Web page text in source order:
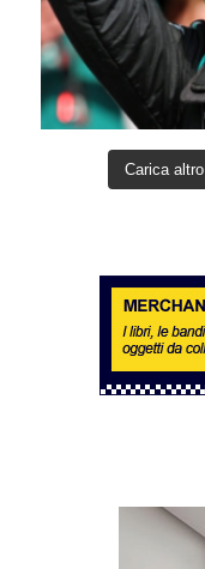
Carica altro